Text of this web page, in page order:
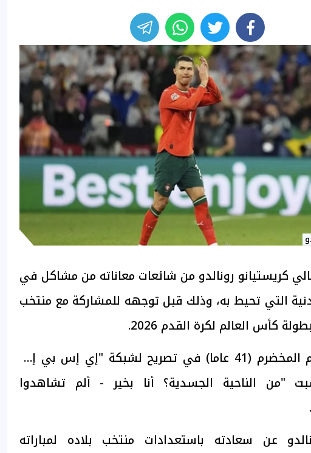
كريستيانو رونالدو من شائعات معاناته من مشاكل في
التي تحيط به، وذلك قبل توجهه للمشاركة مع منتخب
كأس العالم لكرة القدم 2026.
وقال النجم المخضرم (41 عاما) في تصريح لشبكة "إي إس بي إن"
"من الناحية الجسدية؟ أنا بخير - ألم تشاهدوا
عن سعادته باستعدادات منتخب بلاده لمباراته